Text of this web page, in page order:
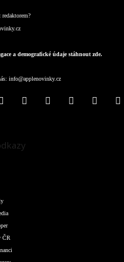
redaktorem?
a demografické údaje stáhnout zde.
info@applenovinky.cz
ČR